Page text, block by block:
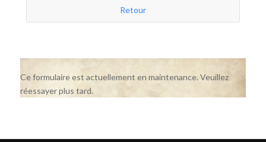
Retour
Ce formulaire est actuellement en maintenance. Veuillez
réessayer plus tard.